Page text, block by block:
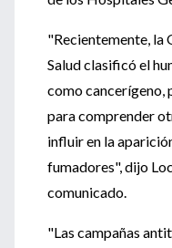
"Recientemente, la
Salud clasificó el
como cancerígeno,
para comprender
influir en la
fumadores", dijo
comunicado.
"Las campañas